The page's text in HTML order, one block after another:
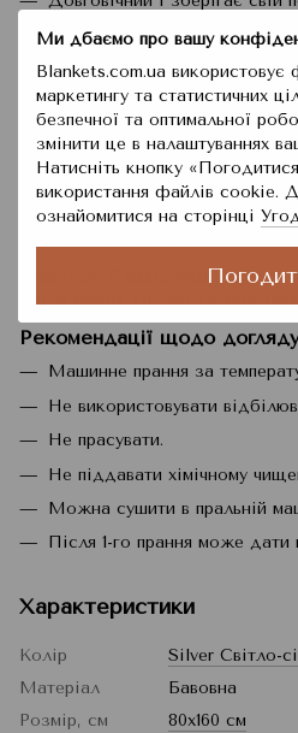
Ми дбаємо про вашу
Blankets.com.ua
маркетингу та статистичних
безпечної та оптимальної
змінити це в налаштуваннях
Натисніть кнопку
використання файлів cookie.
ознайомитися на сторінці
Переваги:
Стильний дизайн.
Практичність.
Комфорт.
Безпека.
Довговічність.
Простота догляду.
Graccioza Classic Bath Rug
вашій ванній кімнаті та
Рекомендації щодо догляду
Машинне прання за
Не використовувати
Не прасувати.
Не піддавати хімічному
Можна сушити в пральній
Після 1-го прання може дати
Характеристики
Колір
Silver Світло-
Матеріал
Бавовна
Розмір, см
80x160 см